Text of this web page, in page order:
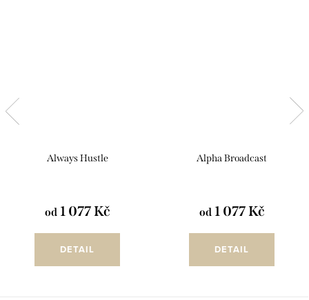
Always Hustle
od1 077 Kč
DETAIL
Alpha Broadcast
od1 077 Kč
DETAIL